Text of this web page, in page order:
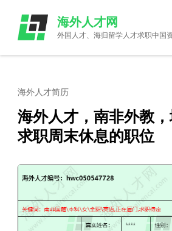
content
(Press
海外人才网
外国人才、海归留学人才求职中国
海外人才简历
海外人才，南非外教，
求职周末休息的职位